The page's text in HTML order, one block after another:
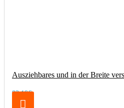
Ausziehbares und in der Breite
83,19€